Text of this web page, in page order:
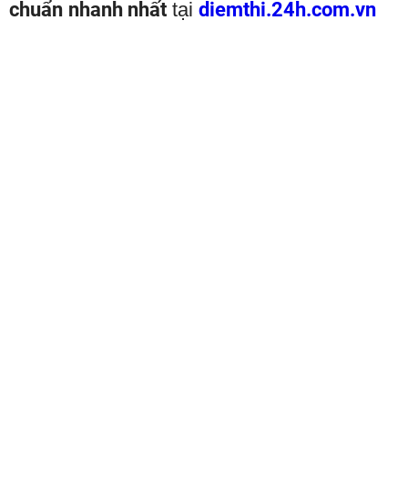
chuẩn nhanh nhất tại diemthi.24h.com.vn